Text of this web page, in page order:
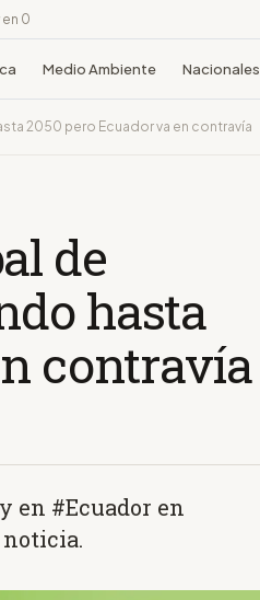
0
Medio Ambiente Nacionales
2050 pero Ecuador va en contravía
de
hasta
contravía
en #Ecuador en